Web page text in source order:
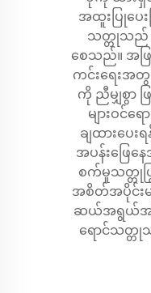
အထူးပြုပေ
သတ္တုသည်
စေသည်။ အဖြူ
ကင်းရေးအ
ကို ညီမျှစွာ ဖ
များဝင်
ချထားပေ
အပန်းဖြေ
စက်မှုသတ္တုပ
အစိတ်အပိုင်း
ဆယ်အရွယ်အစ
ရောင်သတ္တု